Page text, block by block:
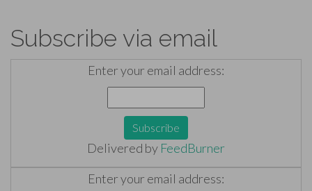
Subscribe via email
Enter your email address:
Delivered by FeedBurner
Enter your email address: